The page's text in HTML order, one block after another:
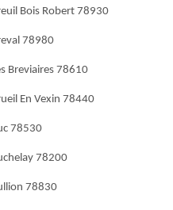
Bois Robert 78930
78980
Breviaires 78610
En Vexin 78440
78530
78200
78830